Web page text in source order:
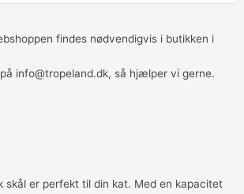
findes nødvendigvis i butikken i
info@tropeland.dk, så hjælper vi gerne.
skål er perfekt til din kat. Med en kapacitet